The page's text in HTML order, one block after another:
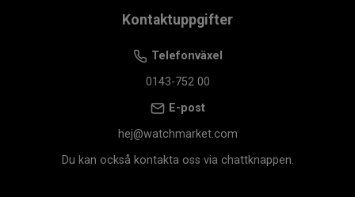
Kontaktuppgifter
Telefonväxel
0143-752 00
E-post
hej@watchmarket.com
Du kan också kontakta oss via chattknappen.